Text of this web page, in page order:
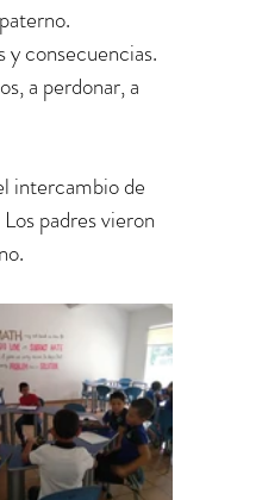
y consecuencias.
a perdonar, a
intercambio de
padres vieron